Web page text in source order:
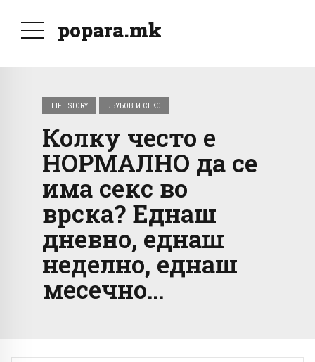
popara.mk
LIFE STORY ЉУБОВ И СЕКС
Колку често е
НОРМАЛНО да се
има секс во
врска? Еднаш
дневно, еднаш
неделно, еднаш
месечно…